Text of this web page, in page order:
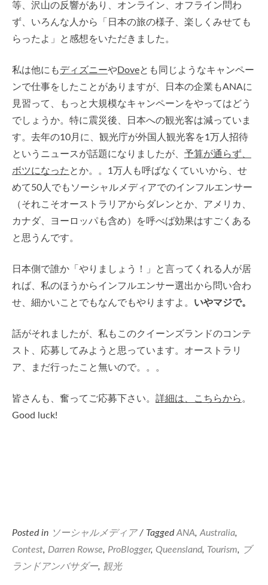
等、沢山の反響があり、オンライン、オフライン問わ
ず、いろんな人から「日本の旅の様子、楽しくみせても
らったよ」と感想をいただきました。
私は他にもディズニーやDoveとも同じようなキャンペー
ンで仕事をしたことがありますが、日本の企業もANAに
見習って、もっと大規模なキャンペーンをやってはどう
でしょうか。特に震災後、日本への観光客は減っていま
す。去年の10月に、観光庁が外国人観光客を1万人招待
というニュースが話題になりましたが、 予算が通らず、
ボツになった とか。。1万人も呼ばなくていいから、せ
めて50人でもソーシャルメディアでのインフルエンサー
（それこそオーストラリアからダレンとか、アメリカ、
カナダ、ヨーロッパも含め）を呼べば効果はすごくある
と思うんです。
日本側で誰か「やりましょう！」と言ってくれる人が居
れば、私のほうからインフルエンサー選出から問い合わ
せ、細かいことでもなんでもやりますよ。 いやマジで。
話がそれましたが、私もこのクイーンズランドのコンテ
スト、応募してみようと思っています。オーストラリ
ア、まだ行ったこと無いので。。。
皆さんも、奮ってご応募下さい。 詳細は、こちらから 。
Good luck!
Posted in ソーシャルメディア / TaggedANA, Australia,
Contest, Darren Rowse, ProBlogger, Queensland, Tourism,
ブ
ランドアンバサダー, 観光